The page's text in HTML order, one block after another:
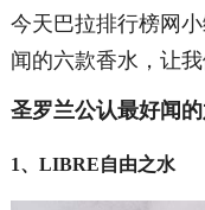
今天巴拉排行榜网
闻的六款香水，让
圣罗兰公认最好闻
1、LIBRE自由之水